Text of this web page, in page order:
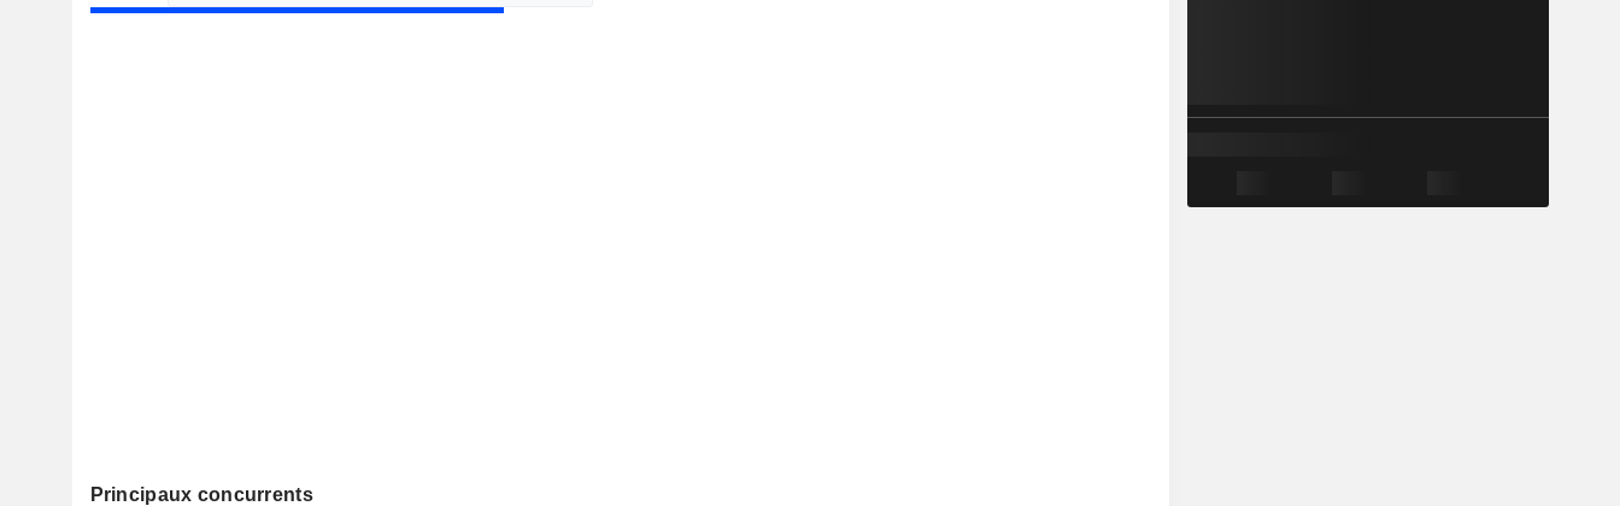
Principaux concurrents